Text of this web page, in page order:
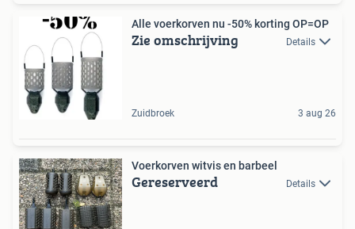
Alle voerkorven nu -50% korting OP=OP
Zie omschrijving Details
Zuidbroek 3 aug 26
Voerkorven witvis en barbeel
Gereserveerd Details